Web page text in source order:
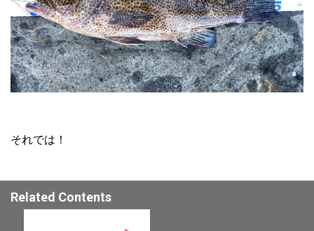
それでは！
Related Contents